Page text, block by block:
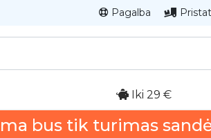
Pagalba
Iki 29 €
bus tik turimas